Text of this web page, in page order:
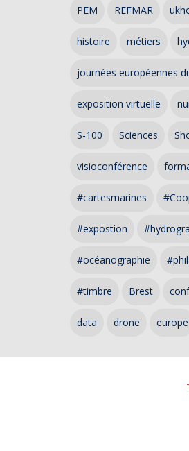
PEM REFMAR
histoire métiers
journées européennes
exposition virtuelle
S-100 Sciences
visioconférence
#cartesmarines
#expostion
#océanographie
#timbre Brest
data drone europe